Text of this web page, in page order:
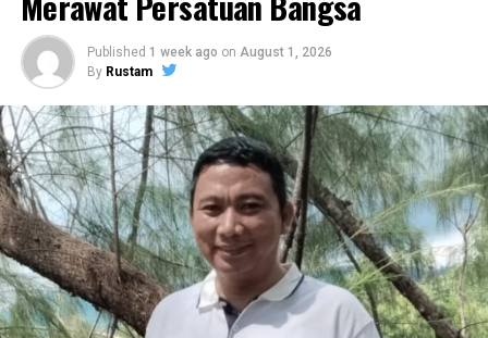
In "Rupa-rupa"
RELATED TOPICS:
#MA'RUFAMIN
#TKD SULTRA
UP NEXT
PT. IMIP Dianugerahi Top Customer 2018 Claro Kendari
DON'T MISS
Warganet Kecam Tindakan Arogansi Pria yang Mengaku
Ajudan Gubernur, Warga Dimaki dan Dipukuli
Published 1 week ago on August 1, 2026
By Rustam